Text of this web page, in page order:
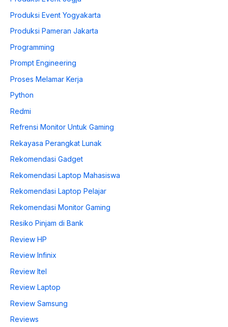
Produksi Event Yogyakarta
Produksi Pameran Jakarta
Programming
Prompt Engineering
Proses Melamar Kerja
Python
Redmi
Refrensi Monitor Untuk Gaming
Rekayasa Perangkat Lunak
Rekomendasi Gadget
Rekomendasi Laptop Mahasiswa
Rekomendasi Laptop Pelajar
Rekomendasi Monitor Gaming
Resiko Pinjam di Bank
Review HP
Review Infinix
Review Itel
Review Laptop
Review Samsung
Reviews